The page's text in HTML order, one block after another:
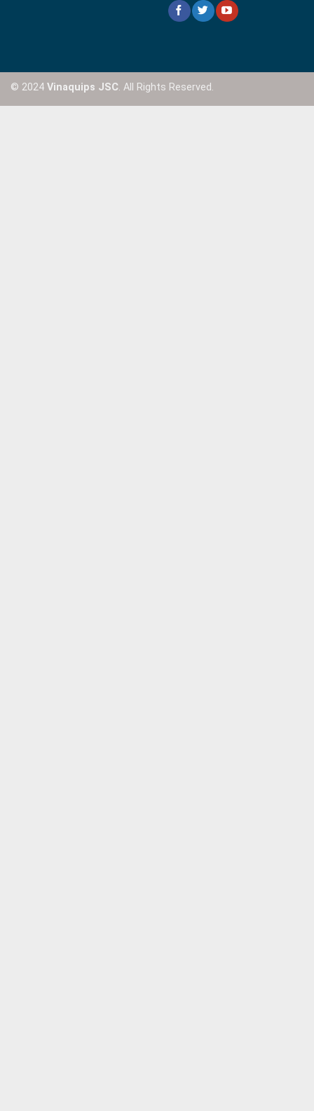
© 2024 Vinaquips JSC. All Rights Reserved.